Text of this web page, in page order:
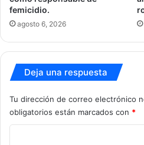
femicidio.
agosto 6, 2026
Deja una respuesta
Tu dirección de correo electrónico
obligatorios están marcados con *